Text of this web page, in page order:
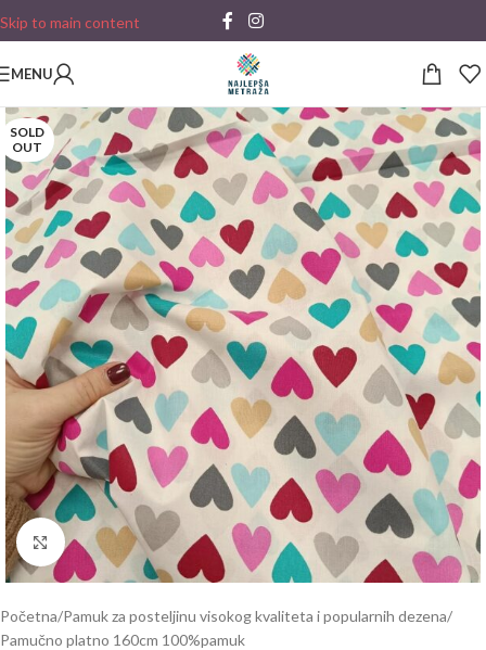
Skip to main content
MENU
SOLD
OUT
Click to enlarge
Početna/Pamuk za posteljinu visokog kvaliteta i popularnih dezena/
Pamučno platno 160cm 100%pamuk